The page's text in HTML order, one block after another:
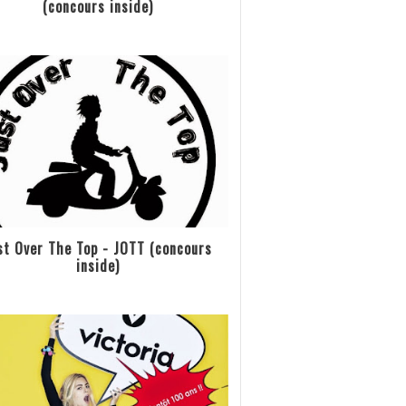
(concours inside)
Over The Top - JOTT (concours
inside)